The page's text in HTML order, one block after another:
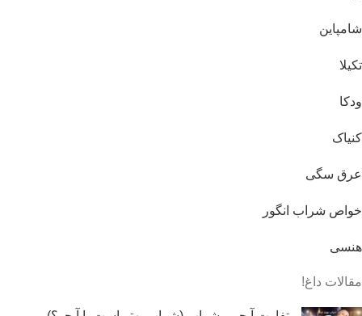
شامپاین
تکیلا
ودکا
کنیاک
عرق سگی
خواص شراب انگور
هنسی
مقالات داغ!